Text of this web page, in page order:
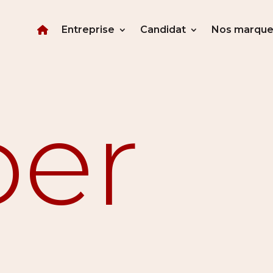
Entreprise Candidat Nos